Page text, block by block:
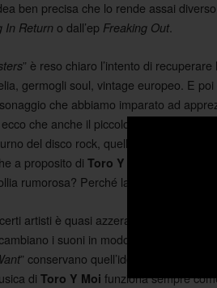
ben precisa che lo rende assai
In Return o dall’ep Freaking Out
” è reso chiaro l’intento di
germogli soul, vintage europeo. E
che abbiamo imparato ad
che anche il piccolo difetto di
del disco rock, quello con la
a proposito di Toro Y Moi
rumorosa? Perché la musica da club
artisti è quasi azzerato in certi
i suoni in modo consistente, il
” conservano quell’identico sguardo
di Toro Y Moi funziona sempre